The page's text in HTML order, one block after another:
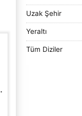
Uzak Şehir
Yeraltı
Tüm Diziler